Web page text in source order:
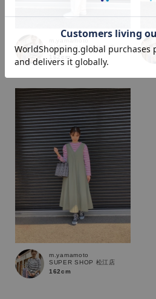
価格
商品タイプ
通常商品
セール価格
在庫
在庫あり
SUPER SHOP 松江店
162cm
m.yamamoto
SUPER SHOP 松江店
162cm